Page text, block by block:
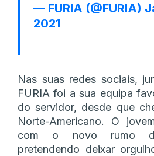
— FURIA (@FURIA)
2021
Nas suas redes sociais,
FURIA foi a sua equipa
do servidor, desde que
Norte-Americano. O
com o novo rumo
pretendendo deixar